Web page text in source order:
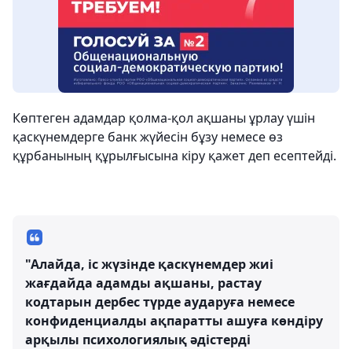
Көптеген адамдар қолма-қол ақшаны ұрлау үшін
қаскүнемдерге банк жүйесін бұзу немесе өз
құрбанының құрылғысына кіру қажет деп есептейді.
"Алайда, іс жүзінде қаскүнемдер жиі
жағдайда адамды ақшаны, растау
кодтарын дербес түрде аударуға немесе
конфиденциалды ақпаратты ашуға көндіру
арқылы психологиялық әдістерді